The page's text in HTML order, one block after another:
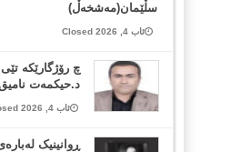
سڵێمان(مەشخەڵ)
ئاب 4, 2026 Closed
چ رۆژگارێکە
د.حیکمەت نامیق
ئاب 4, 2026 Closed
ڕوانینیک